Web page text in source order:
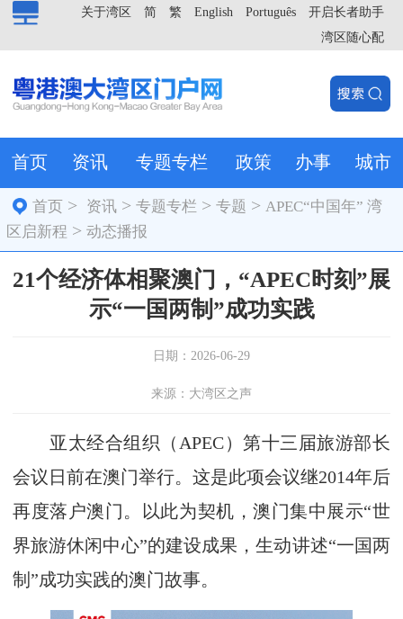
开启长者助手
Português
English
繁
简
关于湾区
湾区随心配
首页 资讯 专题专栏 政策 办事 城市
首页 > 资讯 >专题专栏 >专题 > APEC“中国年” 湾
区启新程 > 动态播报
21个经济体相聚澳门，“APEC时刻”展
示“一国两制”成功实践
日期：2026-06-29
来源：大湾区之声
亚太经合组织（APEC）第十三届旅游部长
会议日前在澳门举行。这是此项会议继2014年后
再度落户澳门。以此为契机，澳门集中展示“世
界旅游休闲中心”的建设成果，生动讲述“一国两
制”成功实践的澳门故事。